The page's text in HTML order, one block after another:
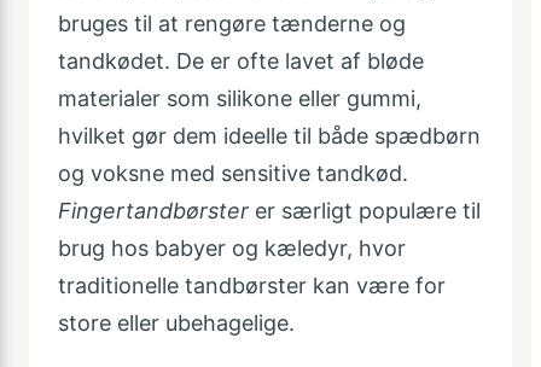
bruges til at rengøre tænderne og
tandkødet. De er ofte lavet af bløde
materialer som silikone eller gummi,
hvilket gør dem ideelle til både spædbørn
og voksne med sensitive tandkød.
Fingertandbørster er særligt populære til
brug hos babyer og kæledyr, hvor
traditionelle tandbørster kan være for
store eller ubehagelige.